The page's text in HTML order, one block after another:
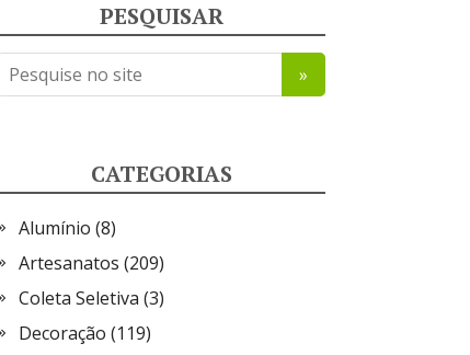
PESQUISAR
CATEGORIAS
Alumínio (8)
Artesanatos (209)
Coleta Seletiva (3)
Decoração (119)